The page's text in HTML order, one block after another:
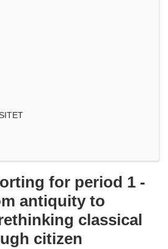
for period 1 -
antiquity to
classical
citizen